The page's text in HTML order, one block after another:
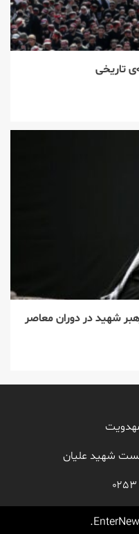
تاریخی
شهید در دوران معاصر
۸۰۱